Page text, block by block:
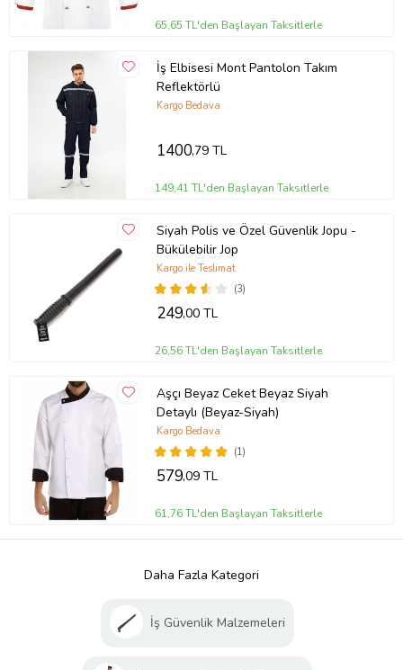
65,65 TL'den Başlayan Taksitlerle
İş Elbisesi Mont Pantolon Takım
Reflektörlü
Kargo Bedava
1400,79 TL
149,41 TL'den Başlayan Taksitlerle
Siyah Polis ve Özel Güvenlik Jopu -
Bükülebilir Jop
(3)
Kargo ile Teslimat
249,00 TL
26,56 TL'den Başlayan Taksitlerle
Aşçı Beyaz Ceket Beyaz Siyah
Detaylı (Beyaz-Siyah)
(1)
Kargo Bedava
579,09 TL
61,76 TL'den Başlayan Taksitlerle
Daha Fazla Kategori
İş Güvenlik Malzemeleri